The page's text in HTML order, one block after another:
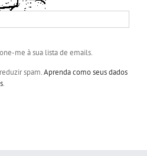
me à sua lista de emails.
spam.Aprenda como seus dados
.